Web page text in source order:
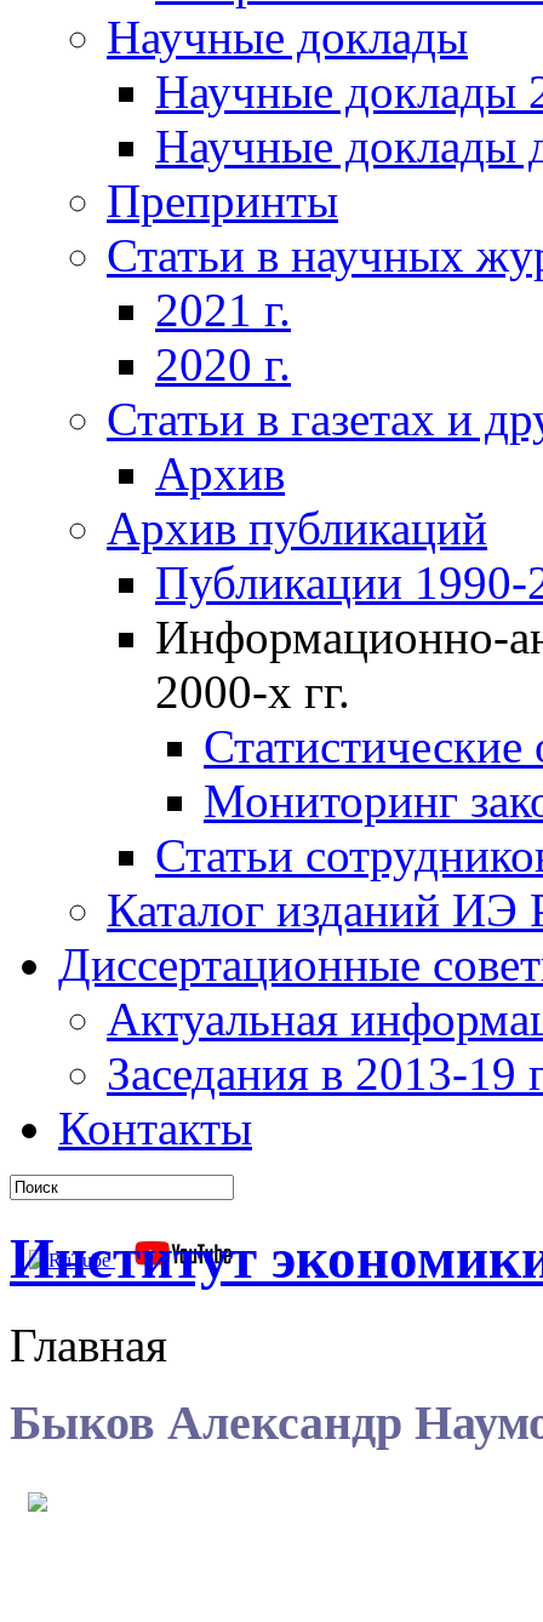
Научные доклады
Научные доклады
Научные доклады
Препринты
Статьи в научных
2021 г.
2020 г.
Статьи в газетах и
Архив
Архив публикаций
Публикации 1990-
Информационно-
2000-х гг.
Мониторинг
Статьи
Каталог изданий ИЭ
Диссертационные
Актуальная
Заседания в 2013-19
Контакты
Институт
Главная
Быков Александр